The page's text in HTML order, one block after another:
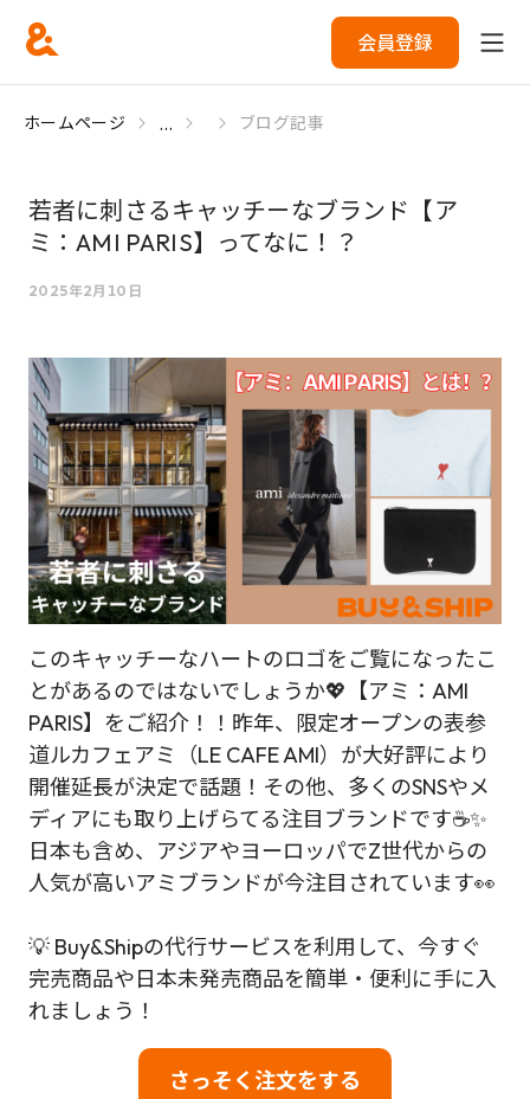
会員登録
ホームページ ... ブログ記事
若者に刺さるキャッチーなブランド【ア
ミ：AMI PARIS】ってなに！？
2025年2月10日
このキャッチーなハートのロゴをご覧になったこ
とがあるのではないでしょうか💖【アミ：AMI
PARIS】をご紹介！！昨年、限定オープンの表参
道ルカフェアミ（LE CAFE AMI）が大好評により
開催延長が決定で話題！その他、多くのSNSやメ
ディアにも取り上げらてる注目ブランドです☕✨
日本も含め、アジアやヨーロッパでZ世代からの
人気が高いアミブランドが今注目されています👀
💡 Buy&Shipの代行サービスを利用して、今すぐ
完売商品や日本未発売商品を簡単・便利に手に入
れましょう！
さっそく注文をする